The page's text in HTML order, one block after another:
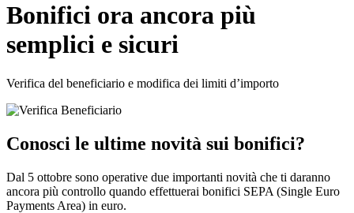
Bonifici ora ancora più
semplici e sicuri
Verifica del beneficiario e modifica dei limiti d’importo
Conosci le ultime novità sui bonifici?
Dal 5 ottobre sono operative due importanti novità che ti daranno
ancora più controllo quando effettuerai bonifici SEPA (Single Euro
Payments Area) in euro.